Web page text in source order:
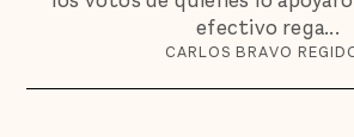
efectivo rega...
CARLOS BRAVO